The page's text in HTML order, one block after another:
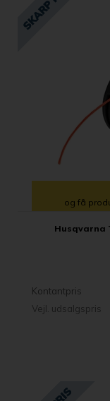
og få
Husqvarna
Kontantpris
Vejl. udsalgspris